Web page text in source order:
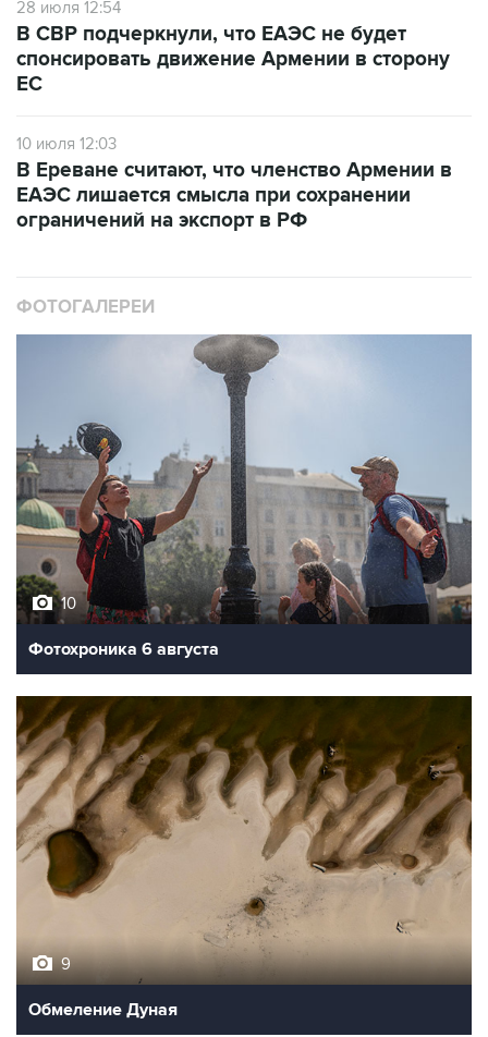
28 июля 12:54
В СВР подчеркнули, что ЕАЭС не будет
спонсировать движение Армении в сторону
ЕС
10 июля 12:03
В Ереване считают, что членство Армении в
ЕАЭС лишается смысла при сохранении
ограничений на экспорт в РФ
ФОТОГАЛЕРЕИ
10
Фотохроника 6 августа
9
Обмеление Дуная